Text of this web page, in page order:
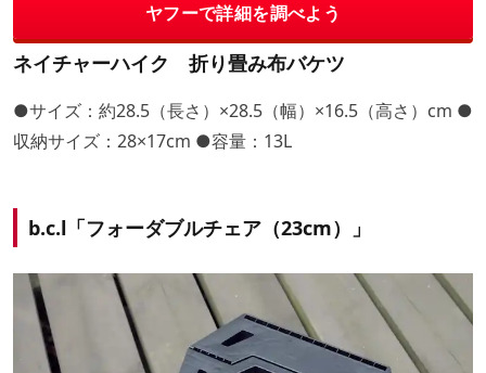
ヤフーで詳細を調べよう
ネイチャーハイク 折り畳み布バケツ
●サイズ：約28.5（長さ）×28.5（幅）×16.5（高さ）cm ●
収納サイズ：28×17cm ●容量：13L
b.c.l「フォーダブルチェア（23cm）」